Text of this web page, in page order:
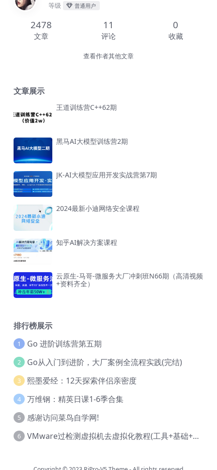
等级 普通用户
2478
文章
11
评论
0
收藏
查看作者其他文章
文章展示
王道训练营C++62期
黑马AI大模型训练营2期
JK-AI大模型应用开发实战营第7期
2024最新小迪网络安全课程
知乎AI解决方案课程
云原生-马哥-微服务大厂冲刺班N66期（高清视频
+资料齐全）
排行榜展示
1 Go 进阶训练营第五期
2 Go从入门到进阶，大厂案例全流程实践(完结)
3 熙墨爱经：12天探索伴侣亲密度
4 万维钢：精英日课1-6季合集
5 感谢访问菜鸟自学网!
6 VMware过检测虚拟机去虚拟化教程(工具+基础+进阶)